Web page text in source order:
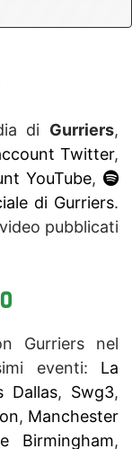
di Gurriers,
Twitter,
YouTube,
di Gurriers.
pubblicati
Gurriers nel
eventi: La
Dallas, Swg3,
, Manchester
Birmingham,